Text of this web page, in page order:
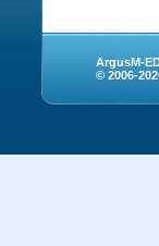
ArgusM-
© 2006-